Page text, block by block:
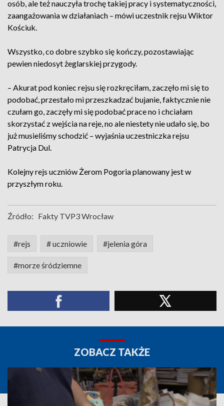
osób, ale też nauczyła trochę takiej pracy i systematyczności,
zaangażowania w działaniach – mówi uczestnik rejsu Wiktor
Kościuk.
Wszystko, co dobre szybko się kończy, pozostawiając
pewien niedosyt żeglarskiej przygody.
– Akurat pod koniec rejsu się rozkręciłam, zaczęło mi się to
podobać, przestało mi przeszkadzać bujanie, faktycznie nie
czułam go, zaczęły mi się podobać prace no i chciałam
skorzystać z wejścia na reje, no ale niestety nie udało się, bo
już musieliśmy schodzić – wyjaśnia uczestniczka rejsu
Patrycja Dul.
Kolejny rejs uczniów Żerom Pogoria planowany jest w
przyszłym roku.
Źródło: Fakty TVP3 Wrocław
#rejs # uczniowie #jelenia góra
#morze śródziemne
ZOBACZ TAKŻE